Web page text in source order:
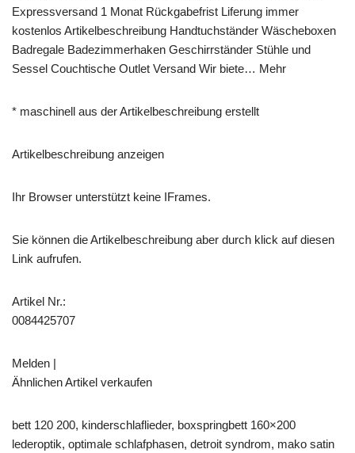
Expressversand 1 Monat Rückgabefrist Liferung immer
kostenlos Artikelbeschreibung Handtuchständer Wäscheboxen
Badregale Badezimmerhaken Geschirrständer Stühle und
Sessel Couchtische Outlet Versand Wir biete… Mehr
* maschinell aus der Artikelbeschreibung erstellt
Artikelbeschreibung anzeigen
Ihr Browser unterstützt keine IFrames.
Sie können die Artikelbeschreibung aber durch klick auf diesen
Link aufrufen.
Artikel Nr.:
0084425707
Melden |
Ähnlichen Artikel verkaufen
bett 120 200, kinderschlaflieder, boxspringbett 160×200
lederoptik, optimale schlafphasen, detroit syndrom, mako satin